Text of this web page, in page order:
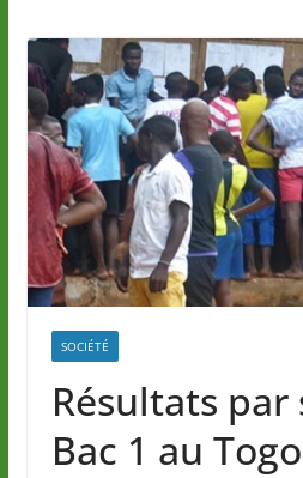
SOCIÉTÉ
Résultats par
Bac 1 au Togo